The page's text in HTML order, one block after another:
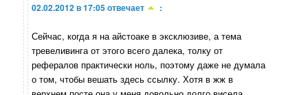
02.02.2012 в 17:05отвечает :
Сейчас, когда я на айстоаке в эксклюзиве, а тема
тревеливинга от этого всего далека, толку от
рефералов практически ноль, поэтому даже не думала
о том, чтобы вешать здесь ссылку. Хотя в жж в